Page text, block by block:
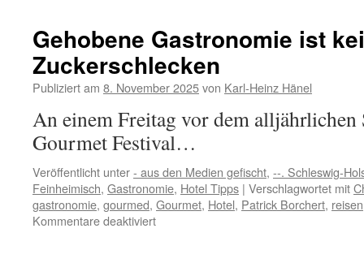
&
Gehobene Gastronomie ist
Zuckerschlecken
Publiziert am 8. November 2025von Karl-Heinz Hänel
An einem Freitag vor dem
Gourmet Festival…
Veröffentlicht unter- aus den Medien gefischt, --. Schleswig-
Feinheimisch, Gastronomie, Hotel Tipps | Verschlagwortet mit
gastronomie, gourmed, Gourmet, Hotel, Patrick Borchert, reisen
Kommentare deaktiviertfür